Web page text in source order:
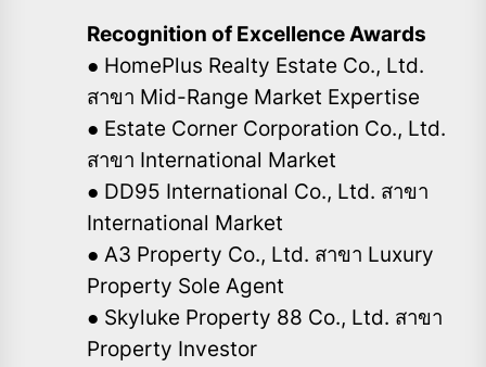
Recognition of Excellence Awards
● HomePlus Realty Estate Co., Ltd.
สาขา Mid-Range Market Expertise
● Estate Corner Corporation Co., Ltd.
สาขา International Market
● DD95 International Co., Ltd. สาขา
International Market
● A3 Property Co., Ltd. สาขา Luxury
Property Sole Agent
● Skyluke Property 88 Co., Ltd. สาขา
Property Investor